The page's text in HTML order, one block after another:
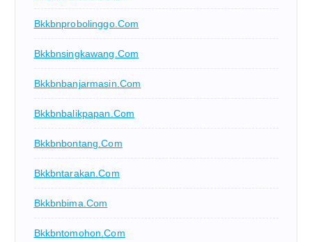
Bkkbnprobolinggo.com
Bkkbnsingkawang.com
Bkkbnbanjarmasin.com
Bkkbnbalikpapan.com
Bkkbnbontang.com
Bkkbntarakan.com
Bkkbnbima.com
Bkkbntomohon.com